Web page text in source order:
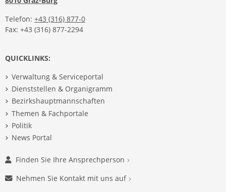
Telefon: +43 (316) 877-0
Fax: +43 (316) 877-2294
QUICKLINKS:
Verwaltung & Serviceportal
Dienststellen & Organigramm
Bezirkshauptmannschaften
Themen & Fachportale
Politik
News Portal
Finden Sie Ihre Ansprechperson
Nehmen Sie Kontakt mit uns auf